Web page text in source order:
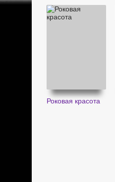
Роковая красота